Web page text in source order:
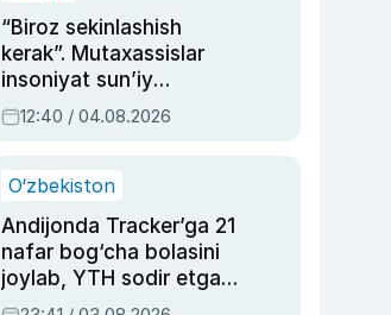
“Biroz sekinlashish
kerak”. Mutaxassislar
insoniyat sun’iy
intellektni boshqara
olmay qolishidan xavotir
12:40 / 04.08.2026
O‘zbekiston
Andijonda Tracker’ga 21
nafar bog‘cha bolasini
joylab, YTH sodir etgan
ayolga sud hukmi o‘qildi